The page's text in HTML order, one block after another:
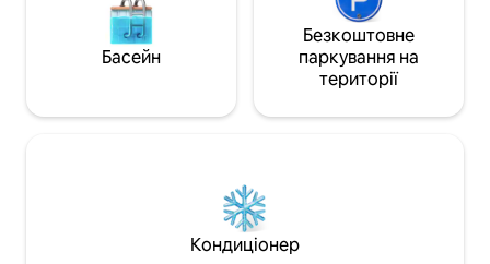
Басейн
Безкоштовне
паркування на
території
Кондиціонер